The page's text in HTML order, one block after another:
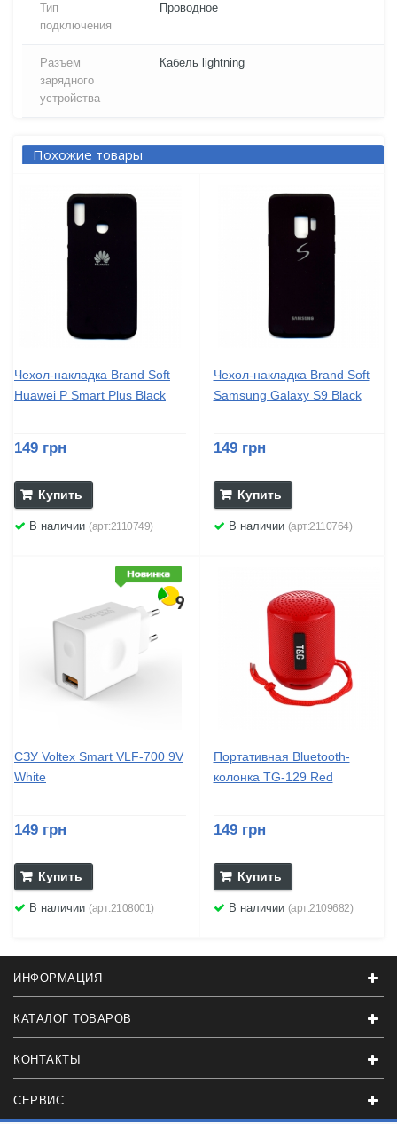
Тип
подключения
Проводное
Разъем
зарядного
устройства
Кабель lightning
Похожие товары
Чехол-накладка Brand Soft
Huawei P Smart Plus Black
149 грн
Купить
В наличии (арт:2110749)
Чехол-накладка Brand Soft
Samsung Galaxy S9 Black
149 грн
Купить
В наличии (арт:2110764)
СЗУ Voltex Smart VLF-700 9V
White
149 грн
Купить
В наличии (арт:2108001)
Портативная Bluetooth-
колонка TG-129 Red
149 грн
Купить
В наличии (арт:2109682)
ИНФОРМАЦИЯ
КАТАЛОГ ТОВАРОВ
КОНТАКТЫ
СЕРВИС